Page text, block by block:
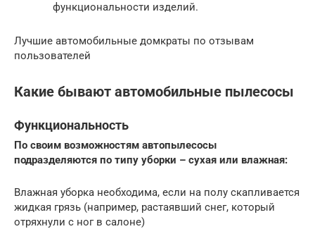
функциональности изделий.
Лучшие автомобильные домкраты по отзывам
пользователей
Какие бывают автомобильные пылесосы
Функциональность
По своим возможностям автопылесосы
подразделяются по типу уборки – сухая или влажная:
Влажная уборка необходима, если на полу скапливается
жидкая грязь (например, растаявший снег, который
отряхнули с ног в салоне)